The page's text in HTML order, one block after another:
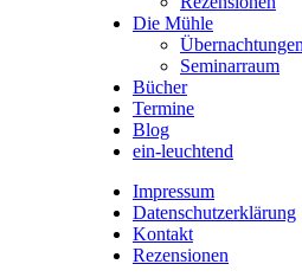
Die Mühle
Übernachtungen
Seminarraum
Bücher
Termine
Blog
ein-leuchtend
Impressum
Datenschutzerklärung
Kontakt
Rezensionen